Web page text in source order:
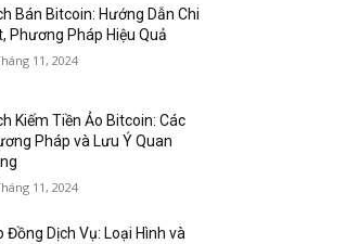
Bán Bitcoin: Hướng Dẫn Chi
Phương Pháp Hiệu Quả
11, 2024
Kiếm Tiền Ảo Bitcoin: Các
Pháp và Lưu Ý Quan
11, 2024
Đồng Dịch Vụ: Loại Hình và